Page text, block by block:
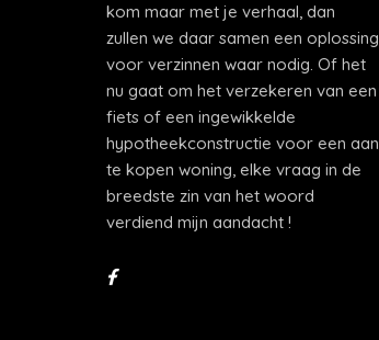
kom maar met je verhaal, dan
zullen we daar samen een oplossing
voor verzinnen waar nodig. Of het
nu gaat om het verzekeren van een
fiets of een ingewikkelde
hypotheekconstructie voor een aan
te kopen woning, elke vraag in de
breedste zin van het woord
verdiend mijn aandacht !